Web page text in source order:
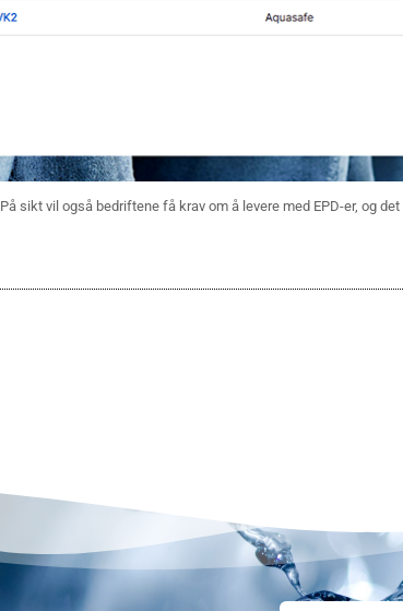
På sikt vil også bedriftene få krav om å levere med EPD-er, og